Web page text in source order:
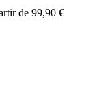
de 99,90 €